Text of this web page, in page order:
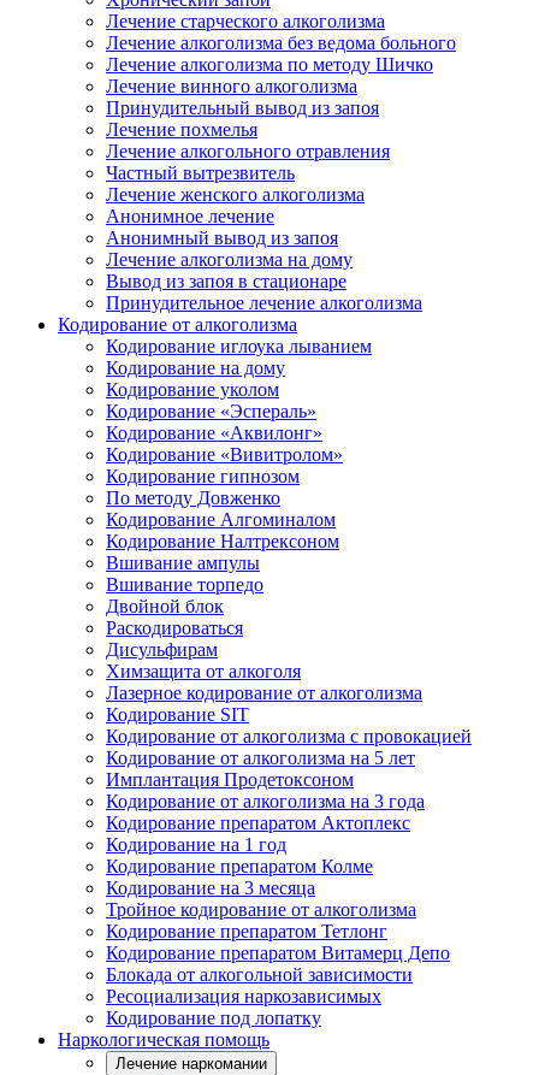
Лечение старческого алкоголизма
Лечение алкоголизма без ведома больного
Лечение алкоголизма по методу Шичко
Лечение винного алкоголизма
Принудительный вывод из запоя
Лечение похмелья
Лечение алкогольного отравления
Частный вытрезвитель
Лечение женского алкоголизма
Анонимное лечение
Анонимный вывод из запоя
Лечение алкоголизма на дому
Вывод из запоя в стационаре
Принудительное лечение алкоголизма
Кодирование от алкоголизма
Кодирование иглоука лыванием
Кодирование на дому
Кодирование уколом
Кодирование «Эспераль»
Кодирование «Аквилонг»
Кодирование «Вивитролом»
Кодирование гипнозом
По методу Довженко
Кодирование Алгоминалом
Кодирование Налтрексоном
Вшивание ампулы
Вшивание торпедо
Двойной блок
Раскодироваться
Дисульфирам
Химзащита от алкоголя
Лазерное кодирование от алкоголизма
Кодирование SIT
Кодирование от алкоголизма с провокацией
Кодирование от алкоголизма на 5 лет
Имплантация Продетоксоном
Кодирование от алкоголизма на 3 года
Кодирование препаратом Актоплекс
Кодирование на 1 год
Кодирование препаратом Колме
Кодирование на 3 месяца
Тройное кодирование от алкоголизма
Кодирование препаратом Тетлонг
Кодирование препаратом Витамерц Депо
Блокада от алкогольной зависимости
Ресоциализация наркозависимых
Кодирование под лопатку
Наркологическая помощь
Лечение наркомании